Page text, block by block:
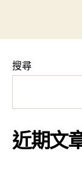
搜尋
近期文